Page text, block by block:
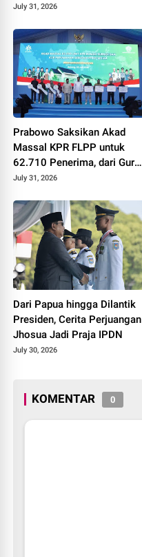
July 31, 2026
Prabowo Saksikan Akad
Massal KPR FLPP untuk
62.710 Penerima, dari Guru
SD hingga Pengemudi Ojol
July 31, 2026
Dari Papua hingga Dilantik
Presiden, Cerita Perjuangan
Jhosua Jadi Praja IPDN
July 30, 2026
KOMENTAR 0